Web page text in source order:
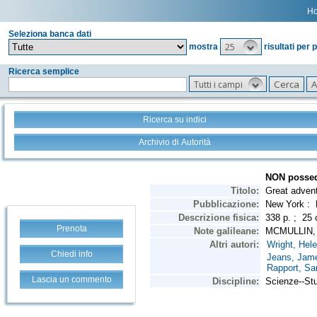
Seleziona banca dati
mostra
25 risultati per
Ricerca semplice
Tutti i campi
Ricerca su indici
Archivio di Autorità
Prenota
Chiedi info
Lascia un commento